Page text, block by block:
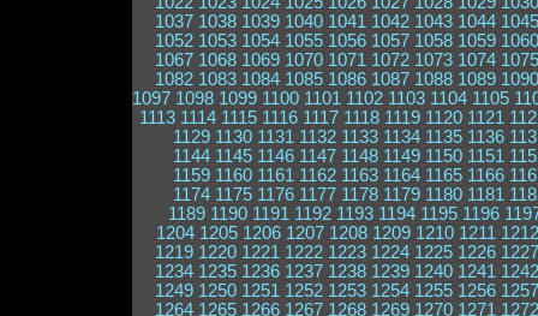
1037 1038 1039 1040 1041 1042 1043 1044 1045
1052 1053 1054 1055 1056 1057 1058 1059 1060
1067 1068 1069 1070 1071 1072 1073 1074 1075
1082 1083 1084 1085 1086 1087 1088 1089 1090
1097 1098 1099 1100 1101 1102 1103 1104 1105
1113 1114 1115 1116 1117 1118 1119 1120 1121
1129 1130 1131 1132 1133 1134 1135 1136
1144 1145 1146 1147 1148 1149 1150 1151
1159 1160 1161 1162 1163 1164 1165 1166
1174 1175 1176 1177 1178 1179 1180 1181
1189 1190 1191 1192 1193 1194 1195 1196
1204 1205 1206 1207 1208 1209 1210 1211 1212
1219 1220 1221 1222 1223 1224 1225 1226 1227
1234 1235 1236 1237 1238 1239 1240 1241 1242
1249 1250 1251 1252 1253 1254 1255 1256 1257
1264 1265 1266 1267 1268 1269 1270 1271 1272